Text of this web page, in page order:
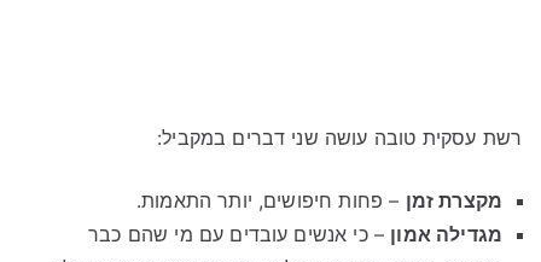
רשת עסקית טובה עושה שני דברים במקביל:
מקצרת זמן – פחות חיפושים, יותר התאמות.
מגדילה אמון – כי אנשים עובדים עם מי שהם כבר